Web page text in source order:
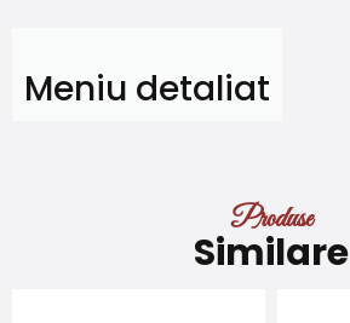
Meniu detaliat
Produse
Similare